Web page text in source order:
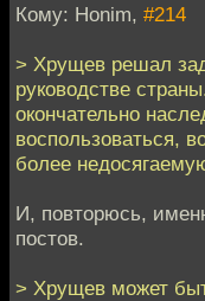
Кому: Honim, #214
> Хрущев решал
руководстве
окончательно
воспользоваться,
более
И, повторюсь,
постов.
> Хрущев может